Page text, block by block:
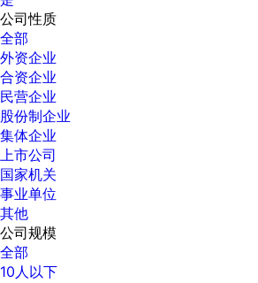
公司性质
全部
外资企业
合资企业
民营企业
股份制企业
集体企业
上市公司
国家机关
事业单位
其他
公司规模
全部
10人以下